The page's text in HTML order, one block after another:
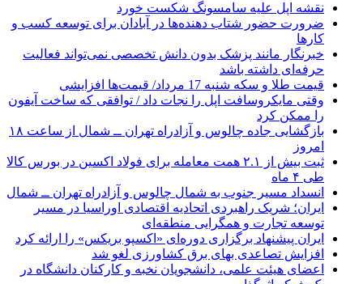
نقشه اپل علیه سامسونگ شکست خورد
ضرورت حضور شتاب ‌دهنده‌ها در آبادان برای توسعه کسب‌ و
کارها
خبرنگار مانند پزشک بدون دانش تخصصی نمی‌تواند فعالیت
حرفه‌ای داشته باشد
قیمت طلا و سکه شنبه 17 مرداد/ قیمت‌ها افزایشی
وقتی مایکروسافت اپل را نجات داد / توافقی که ساخت آیفون
را ممکن کرد
بازگشایی جاده چالوس و آزادراه تهران ــ شمال از ساعت ۱۸
امروز
ثبت بیش از ۲.۱ همت معامله برای فولاد اکسین در بورس کالا
طی ۴ ماه
انسداد مسیر جنوب به شمال چالوس و آزادراه تهران ــ شمال
ایران؛ شریک راهبردی اتحادیه اقتصادی اوراسیا در مسیر
توسعه تجارت و همگرایی منطقه‌ای
ایران پیشنهاد برگزاری دوره‌ای «اکسپو بریکس» را ارائه کرد
افزایش تصاعدی بهای برق کشاورزی لغو شد
اعضای هیئت علمی، دانشجویان نخبه و کارکنان دانشگاه در